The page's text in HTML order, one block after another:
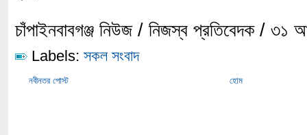
চাঁপাইনবাবগঞ্জ নিউজ / নিজস্ব প্রতিবেদক /
Labels: সকল সংবাদ
নবীনতর পোস্ট হোম